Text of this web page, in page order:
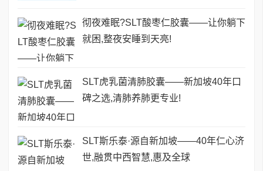
彻夜难眠?SLT酸枣仁胶囊——让你躺下
就困,整夜安睡到天亮!
SLT虎乳菌清肺胶囊——新加坡40年口
碑之选,清肺养肺更专业!
SLT斯乐泰·源自新加坡——40年仁心济
世,融贯中西智慧,惠及全球